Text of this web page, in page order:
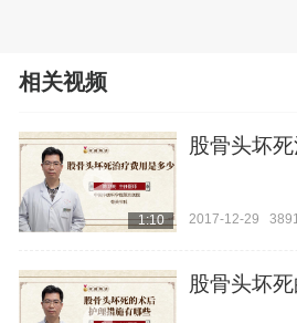
相关视频
1:10
股骨头坏
2017-12-29
股骨头坏